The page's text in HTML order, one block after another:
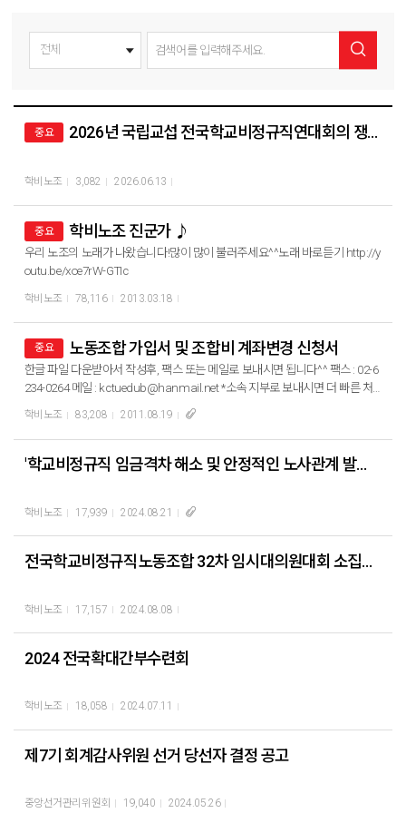
중요 2026년 국립교섭 전국학교비정규직연대회의 쟁의행위 찬반투표 결과 공고
학비노조 3,082 2026.06.13
중요 학비노조 진군가 ♪
우리 노조의 노래가 나왔습니다!많이 많이 불러주세요^^노래 바로듣기 http://y
outu.be/xoe7rW-GTIc
학비노조 78,116 2013.03.18
중요 노동조합 가입서 및 조합비 계좌변경 신청서
한글 파일 다운받아서 작성후, 팩스 또는 메일로 보내시면 됩니다^^ 팩스 : 02-6
234-0264 메일 : kctuedub@hanmail.net *소속 지부로 보내시면 더 빠른 처
학비노조 83,208 2011.08.19
'학교비정규직 임금격차 해소 및 안정적인 노사관계 발전 방향' 국회 토론회
학비노조 17,939 2024.08.21
전국학교비정규직노동조합 32차 임시대의원대회 소집공고
학비노조 17,157 2024.08.08
2024 전국확대간부수련회
학비노조 18,058 2024.07.11
제7기 회계감사위원 선거 당선자 결정 공고
중앙선거관리위원회 19,040 2024.05.26